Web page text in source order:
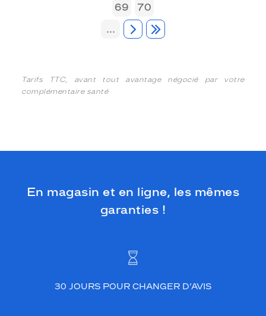
69
70
...
Tarifs TTC, avant tout avantage négocié par votre
complémentaire santé
En magasin et en ligne, les mêmes
garanties !
30 JOURS POUR CHANGER D’AVIS